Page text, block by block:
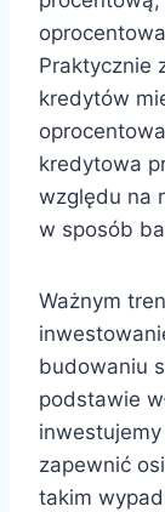
Praktycznie
kredytów
kredytowa
względu na
w sposób
Ważnym
budowaniu
podstawie
zapewnić
takim